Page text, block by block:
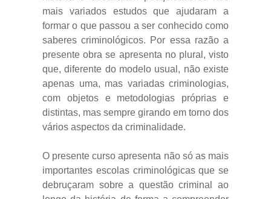
mais variados estudos que ajudaram a
formar o que passou a ser conhecido como
saberes criminológicos. Por essa razão a
presente obra se apresenta no plural, visto
que, diferente do modelo usual, não existe
apenas uma, mas variadas criminologias,
com objetos e metodologias próprias e
distintas, mas sempre girando em torno dos
vários aspectos da criminalidade.
O presente curso apresenta não só as mais
importantes escolas criminológicas que se
debruçaram sobre a questão criminal ao